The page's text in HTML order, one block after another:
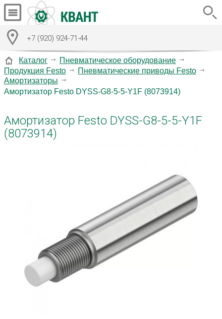
+7 (920) 924-71-44
Каталог
Пневматическое оборудование
Продукция Festo
Пневматические приводы Festo
Амортизаторы
Амортизатор Festo DYSS-G8-5-5-Y1F (8073914)
Амортизатор Festo DYSS-G8-5-5-Y1F
(8073914)